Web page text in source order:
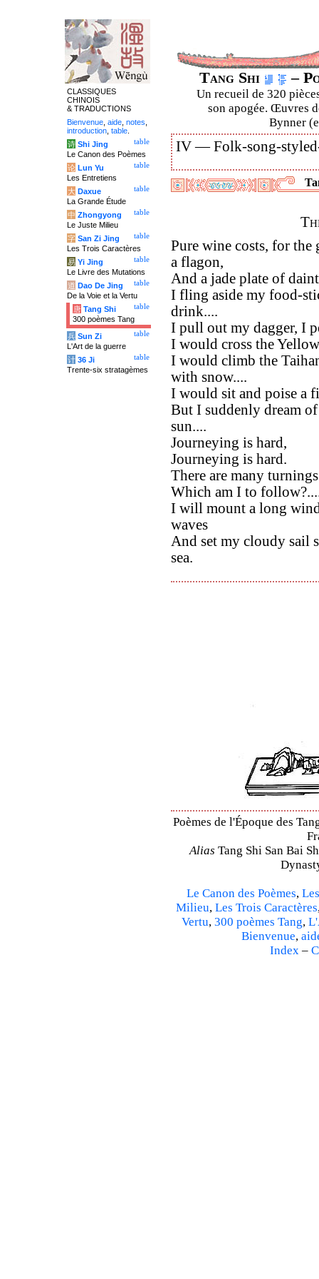
Tang Shi –
Un recueil de 320
son apogée. Œuvres
Bynner
IV —Folk-song-
Pure wine costs, for the
a flagon,
And a jade plate of
I fling aside my food-
drink....
I pull out my dagger, I
I would cross the
I would climb the
with snow....
I would sit and poise a
But I suddenly dream
sun....
Journeying is hard,
Journeying is hard.
There are many
Which am I to
I will mount a long
waves
And set my cloudy sail
sea.
Poèmes de l'Époque des
Alias Tang Shi San Bai
Le Canon des Poèmes,
Milieu, Les Trois Caractères
Vertu, 300 poèmes Tang,
Bienvenue,
Index–
CLASSIQUES
CHINOIS
& TRADUCTIONS
Bienvenue aide notes
introduction table
table
诗 Shi Jing
Le Canon des Poèmes
table
论 Lun Yu
Les Entretiens
table
大 Daxue
La Grande Étude
table
中 Zhongyong
Le Juste Milieu
table
字 San Zi Jing
Les Trois Caractères
table
易 Yi Jing
Le Livre des Mutations
table
道 Dao De Jing
De la Voie et la Vertu
table
唐 Tang Shi
300 poèmes Tang
table
兵 Sun Zi
L'Art de la guerre
table
计 36 Ji
Trente-six stratagèmes